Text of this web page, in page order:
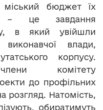
бюджет їх
– це завдання
в який увійшли
виконавчої влади,
корпусу.
комітету
до профільних
розгляд. Натомість,
обиратимуть